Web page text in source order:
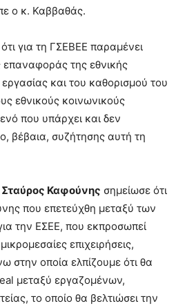
ο κ. Καββαθάς.
για τη ΓΣΕΒΕΕ παραμένει
επαναφοράς της εθνικής
και του καθορισμού του
εθνικούς κοινωνικούς
που υπάρχει και δεν
βέβαια, συζήτησης αυτή τη
Καφούνης σημείωσε ότι
που επετεύχθη μεταξύ των
την ΕΣΕΕ, που εκπροσωπεί
επιχειρήσεις,
στην οποία ελπίζουμε ότι θα
μεταξύ εργαζομένων,
το οποίο θα βελτιώσει την